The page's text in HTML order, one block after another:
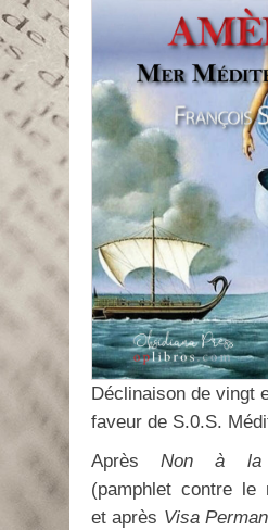
Déclinaison de vingt
faveur de S.0.S.
AprèsNon à la
(pamphlet contre le
et après Visa